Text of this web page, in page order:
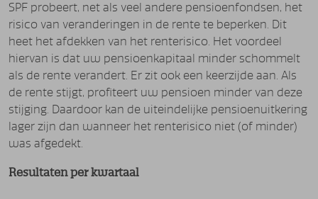
SPF probeert, net als veel andere pensioenfondsen, het
risico van veranderingen in de rente te beperken. Dit
heet het afdekken van het renterisico. Het voordeel
hiervan is dat uw pensioenkapitaal minder schommelt
als de rente verandert. Er zit ook een keerzijde aan. Als
de rente stijgt, profiteert uw pensioen minder van deze
stijging. Daardoor kan de uiteindelijke pensioenuitkering
lager zijn dan wanneer het renterisico niet (of minder)
was afgedekt.
Resultaten per kwartaal